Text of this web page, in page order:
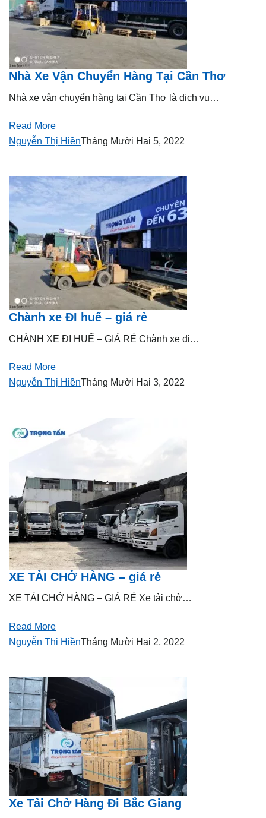
Nhà Xe Vận Chuyển Hàng Tại Cần Thơ
Nhà xe vận chuyển hàng tại Cần Thơ là dịch vụ…
Read More
Nguyễn Thị HiềnTháng Mười Hai 5, 2022
Chành xe ĐI huế – giá rẻ
CHÀNH XE ĐI HUẾ – GIÁ RẺ Chành xe đi…
Read More
Nguyễn Thị HiềnTháng Mười Hai 3, 2022
XE TẢI CHỞ HÀNG – giá rẻ
XE TẢI CHỞ HÀNG – GIÁ RẺ Xe tải chở…
Read More
Nguyễn Thị HiềnTháng Mười Hai 2, 2022
Xe Tải Chở Hàng Đi Bắc Giang